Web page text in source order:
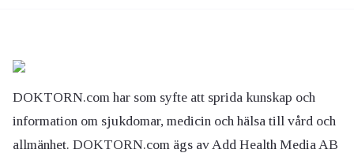
DOKTORN.com har som syfte att sprida kunskap och
information om sjukdomar, medicin och hälsa till vård och
allmänhet. DOKTORN.com ägs av Add Health Media AB